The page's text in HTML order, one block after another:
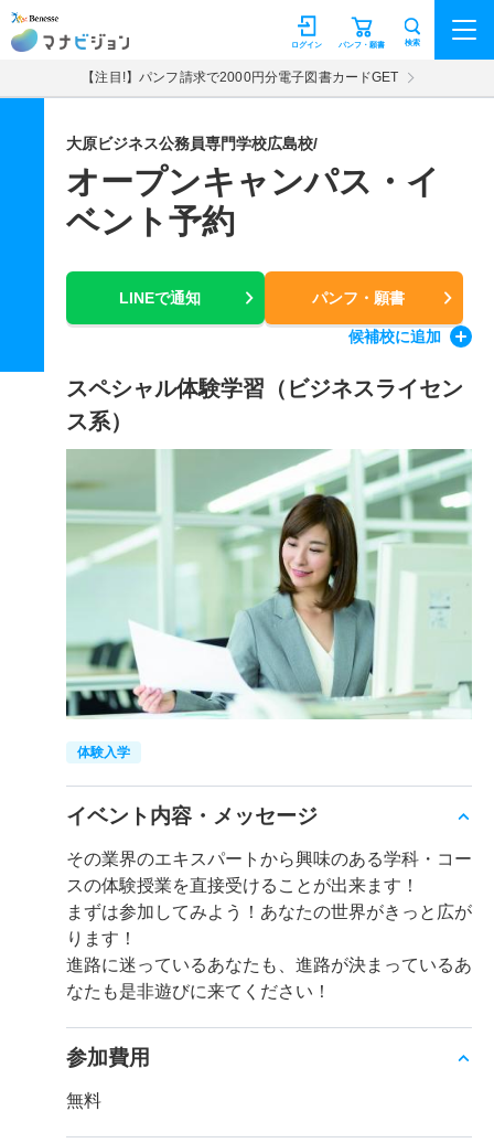
マナビジョン パンフ・願書
ログイン 検索
【注目!】パンフ請求で2000円分電子図書カードGET
大原ビジネス公務員専門学校広島校/
オープンキャンパス・イ
ベント予約
LINEで通知 パンフ・願書
候補校に追加
スペシャル体験学習（ビジネスライセン
ス系）
体験入学
イベント内容・メッセージ
その業界のエキスパートから興味のある学科・コー
スの体験授業を直接受けることが出来ます！
まずは参加してみよう！あなたの世界がきっと広が
ります！
進路に迷っているあなたも、進路が決まっているあ
なたも是非遊びに来てください！
参加費用
無料